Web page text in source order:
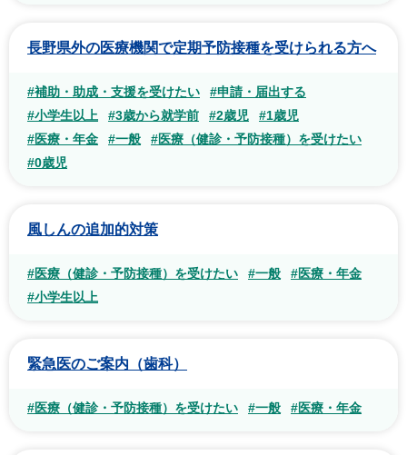
長野県外の医療機関で定期予防接種を受けられる方へ
#補助・助成・支援を受けたい
#申請・届出する
#小学生以上
#3歳から就学前 #2歳児
#1歳児
#医療・年金
#一般
#医療（健診・予防接種）を受けたい
#0歳児
風しんの追加的対策
#医療（健診・予防接種）を受けたい #一般
#医療・年金
#小学生以上
緊急医のご案内（歯科）
#医療（健診・予防接種）を受けたい #一般 #医療・年金